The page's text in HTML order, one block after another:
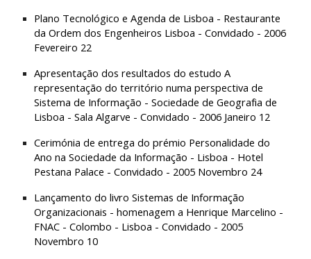
Plano Tecnológico e Agenda de Lisboa - Restaurante
da Ordem dos Engenheiros Lisboa - Convidado - 2006
Fevereiro 22
Apresentação dos resultados do estudo A
representação do território numa perspectiva de
Sistema de Informação - Sociedade de Geografia de
Lisboa - Sala Algarve - Convidado - 2006 Janeiro 12
Cerimónia de entrega do prémio Personalidade do
Ano na Sociedade da Informação - Lisboa - Hotel
Pestana Palace - Convidado - 2005 Novembro 24
Lançamento do livro Sistemas de Informação
Organizacionais - homenagem a Henrique Marcelino -
FNAC - Colombo - Lisboa - Convidado - 2005
Novembro 10